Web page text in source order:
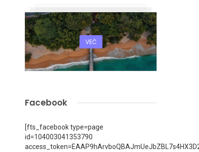
VEČ
Facebook
[fts_facebook type=page
id=104003041353790